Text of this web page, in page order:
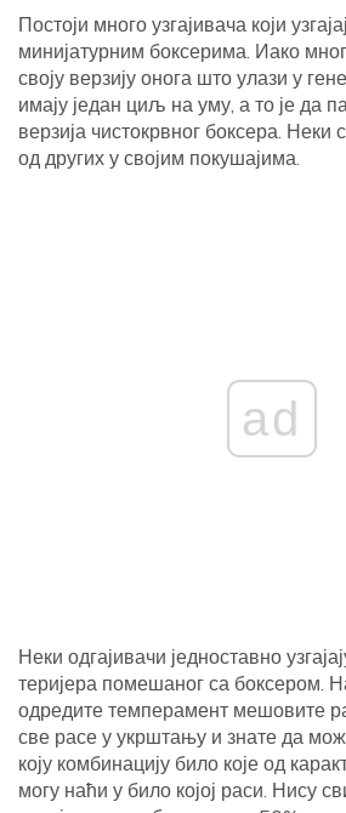
Постоји много узгајивача који
минијатурним боксерима. Иако
своју верзију онога што улази у
имају један циљ на уму, а то је да
верзија чистокрвног боксера. Неки
од других у својим покушајима.
ad
Неки одгајивачи једноставно
теријера помешаног са боксером.
одредите темперамент мешовите
све расе у укрштању и знате да
коју комбинацију било које од
могу наћи у било којој раси. Нису